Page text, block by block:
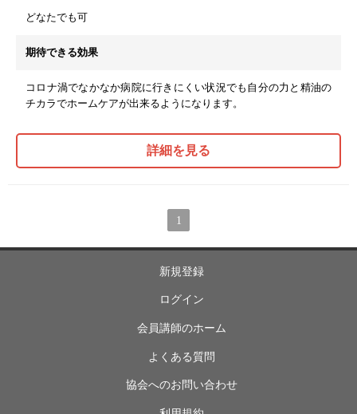
どなたでも可
期待できる効果
コロナ渦でなかなか病院に行きにくい状況でも自分の力と精油の
チカラでホームケアが出来るようになります。
詳細を見る
1
新規登録
ログイン
会員講師のホーム
よくある質問
協会へのお問い合わせ